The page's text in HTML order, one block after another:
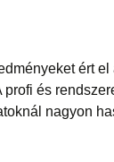
ért el
és
nagyon